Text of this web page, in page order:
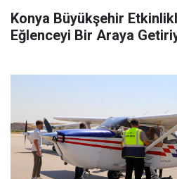
Konya Büyükşehir
Eğlenceyi Bir Araya